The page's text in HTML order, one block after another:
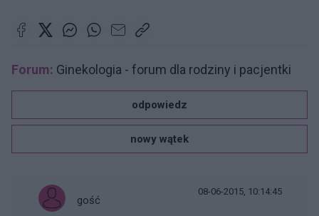
Forum: Ginekologia - forum dla rodziny i pacjentki
odpowiedz
nowy wątek
gość
08-06-2015, 10:14:45